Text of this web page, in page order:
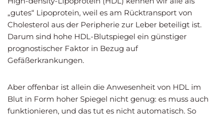
„gutes“ Lipoprotein, weil es am Rücktransport von
Cholesterol aus der Peripherie zur Leber beteiligt ist.
Darum sind hohe HDL-Blutspiegel ein günstiger
prognostischer Faktor in Bezug auf
Gefäßerkrankungen.
Aber offenbar ist allein die Anwesenheit von HDL im
Blut in Form hoher Spiegel nicht genug: es muss auch
funktionieren, und das tut es nicht automatisch. So